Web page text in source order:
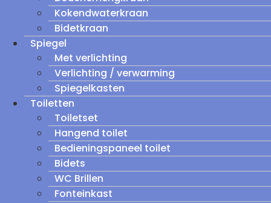
Kokendwaterkraan
Bidetkraan
Spiegel
Met verlichting
Verlichting / verwarming
Spiegelkasten
Toiletten
Toiletset
Hangend toilet
Bedieningspaneel toilet
Bidets
WC Brillen
Fonteinkast